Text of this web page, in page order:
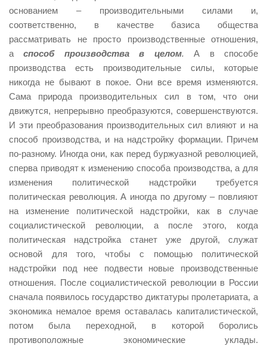
основанием – производительными силами и,
соответственно, в качестве базиса общества
рассматривать не просто производственные отношения,
аспособ производства в целом. А в способе
производства есть производительные силы, которые
никогда не бывают в покое. Они все время изменяются.
Сама природа производительных сил в том, что они
движутся, непрерывно преобразуются, совершенствуются.
И эти преобразования производительных сил влияют и на
способ производства, и на надстройку формации. Причем
по-разному. Иногда они, как перед буржуазной революцией,
сперва приводят к изменению способа производства, а для
изменения политической надстройки требуется
политическая революция. А иногда по другому – повлияют
на изменение политической надстройки, как в случае
социалистической революции, а после этого, когда
политическая надстройка станет уже другой, служат
основой для того, чтобы с помощью политической
надстройки под нее подвести новые производственные
отношения. После социалистической революции в России
сначала появилось государство диктатуры пролетариата, а
экономика немалое время оставалась капиталистической,
потом была переходной, в которой боролись
противоположные экономические уклады.